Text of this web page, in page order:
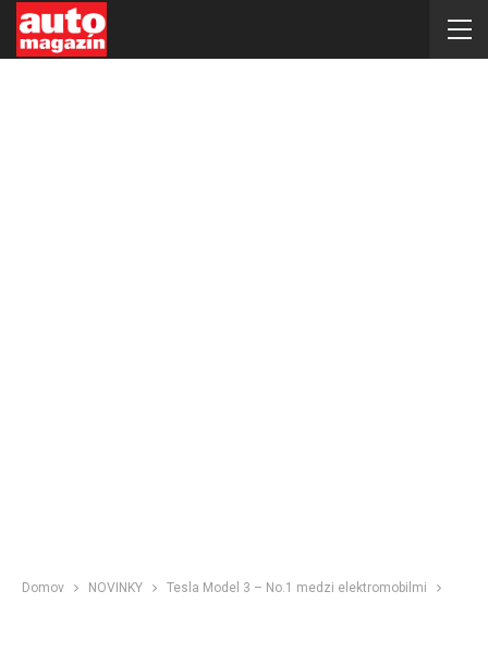
Domov NOVINKY Tesla Model 3 – No.1 medzi elektromobilmi